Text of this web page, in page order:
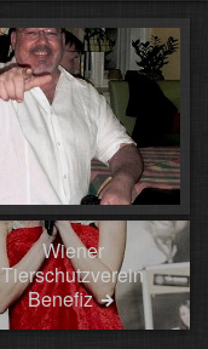
Wiener
Tierschutzverein
Benefiz